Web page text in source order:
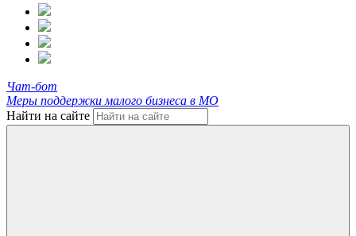
Чат-бот
Меры поддержки малого бизнеса в МО
Найти на сайте